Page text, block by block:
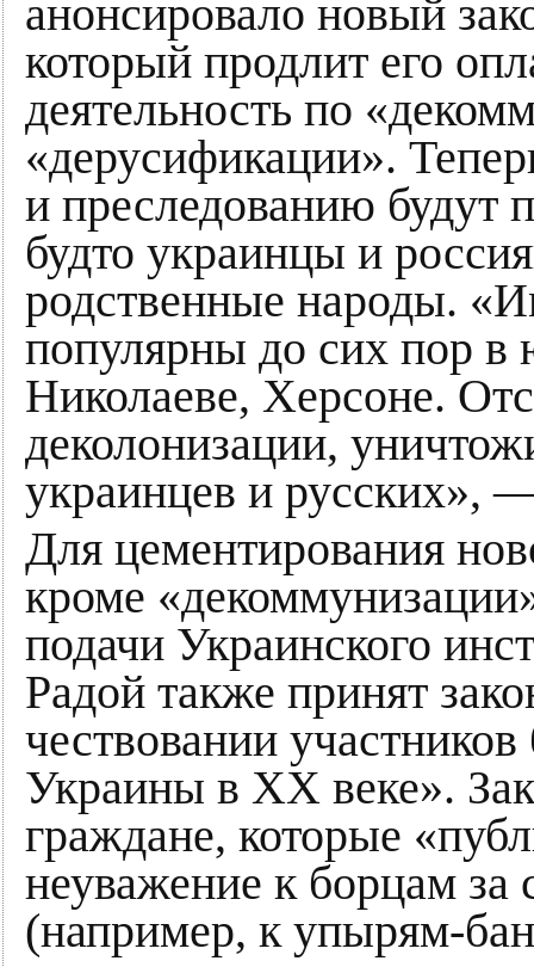
анонсировало новый
который продлит его
деятельность по
«дерусификации».
и преследованию будут
будто украинцы и
родственные народы.
популярны до сих пор
Николаеве, Херсоне.
деколонизации,
украинцев и русских»,
Для цементирования
кроме
подачи Украинского
Радой также принят
чествовании
Украины в ХХ веке».
граждане, которые
неуважение к борцам за
(например, к упырям-